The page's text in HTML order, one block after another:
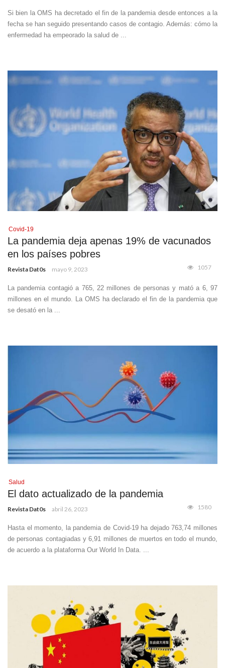
Si bien la OMS ha decretado el fin de la pandemia desde entonces a la
fecha se han seguido presentando casos de contagio. Además: cómo la
enfermedad ha empeorado la salud de ...
Covid-19
La pandemia deja apenas 19% de vacunados
en los países pobres
Revista Dat0s mayo 9, 2023 1057
La pandemia contagió a 765, 22 millones de personas y mató a 6, 97
millones en el mundo. La OMS ha declarado el fin de la pandemia que
se desató en la ...
Salud
El dato actualizado de la pandemia
Revista Dat0s abril 26, 2023 1580
Hasta el momento, la pandemia de Covid-19 ha dejado 763,74 millones
de personas contagiadas y 6,91 millones de muertos en todo el mundo,
de acuerdo a la plataforma Our World In Data. ...